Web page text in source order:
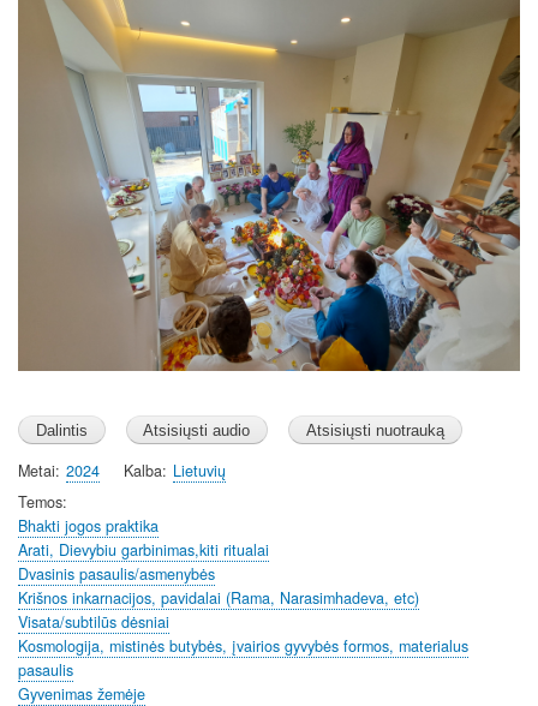
a
e
i
g
s
Image
Metai 2024 Kalba Lietuvių
Temos
Bhakti jogos praktika
Arati, Dievybiu garbinimas,kiti ritualai
Dvasinis pasaulis/asmenybės
Krišnos inkarnacijos, pavidalai (Rama, Narasimhadeva, etc)
Visata/subtilūs dėsniai
Kosmologija, mistinės butybės, įvairios gyvybės formos, materialus
pasaulis
Gyvenimas žemėje